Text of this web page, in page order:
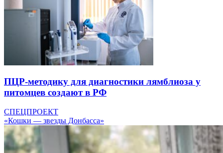
ПЦР-методику для диагностики лямблиоза у
питомцев создают в РФ
СПЕЦПРОЕКТ
«Кошки — звезды Донбасса»